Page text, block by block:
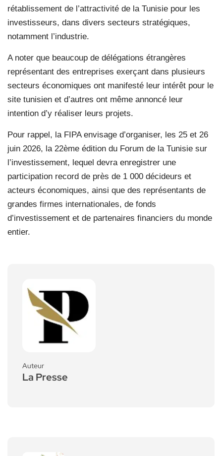
rétablissement de l’attractivité de la Tunisie pour les
investisseurs, dans divers secteurs stratégiques,
notamment l’industrie.
A noter que beaucoup de délégations étrangères
représentant des entreprises exerçant dans plusieurs
secteurs économiques ont manifesté leur intérêt pour le
site tunisien et d’autres ont même annoncé leur
intention d’y réaliser leurs projets.
Pour rappel, la FIPA envisage d’organiser, les 25 et 26
juin 2026, la 22ème édition du Forum de la Tunisie sur
l’investissement, lequel devra enregistrer une
participation record de près de 1 000 décideurs et
acteurs économiques, ainsi que des représentants de
grandes firmes internationales, de fonds
d’investissement et de partenaires financiers du monde
entier.
Auteur
La Presse